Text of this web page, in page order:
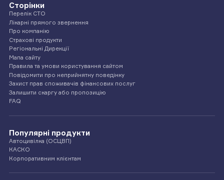
Сторінки
Перелік СТО
Лікарні прямого звернення
Про компанію
Страхові продукти
Регіональні Дирекції
Мапа сайту
Правила та умови користування сайтом
Повідомити про неприйнятну поведінку
Захист прав споживачів фінансових послуг
Залишити скаргу або пропозицію
FAQ
Популярні продукти
Автоцивілка (ОСЦВП)
КАСКО
Корпоративним клієнтам